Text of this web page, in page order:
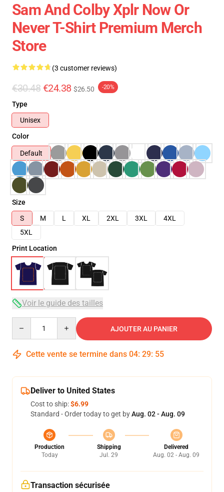
Sam And Colby Xplr Now Or
Never T-Shirt Premium Merch
Store
(3 customer reviews)
€30.48 €24.38 $26.50 -20%
Type
Unisex
Color
Default
Size
S
M L XL 2XL 3XL
4XL
5XL
Print Location
Voir le guide des tailles
AJOUTER AU PANIER
Cette vente se termine dans 04: 29: 54
Deliver to United States
Cost to ship:$6.99
Standard - Order today to get byAug. 02 - Aug. 09
Production
Today
Shipping
Jul. 29
Delivered
Aug. 02 - Aug. 09
Transaction sécurisée